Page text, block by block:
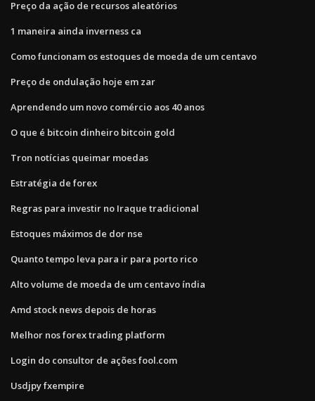
Preço da ação de recursos aleatórios
1 maneira ainda inverness ca
Como funcionam os estoques de moeda de um centavo
Preço de ondulação hoje em zar
Aprendendo um novo comércio aos 40 anos
O que é bitcoin dinheiro bitcoin gold
Tron notícias queimar moedas
Estratégia de forex
Regras para investir no Iraque tradicional
Estoques máximos de dor nse
Quanto tempo leva para ir para porto rico
Alto volume de moeda de um centavo índia
Amd stock news depois de horas
Melhor nos forex trading platform
Login do consultor de ações fool.com
Usdjpy fxempire